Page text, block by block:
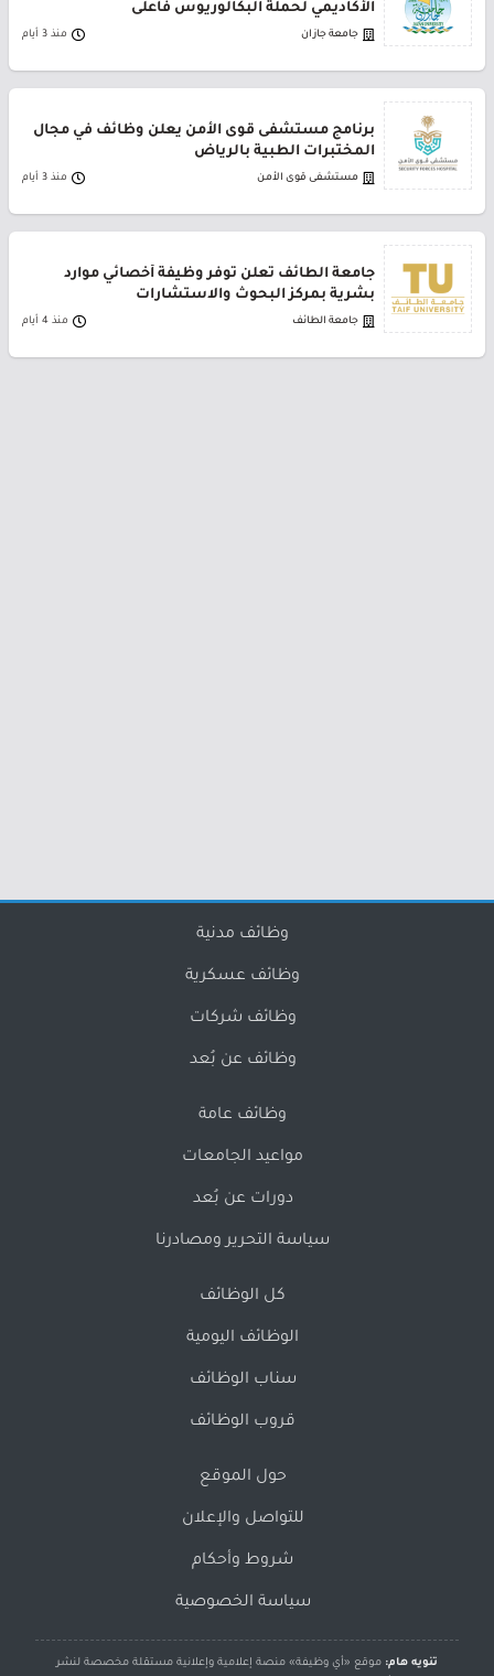
الأكاديمي لحملة البكالوريوس فأعلى
جامعة جازان منذ 3 أيام
برنامج مستشفى قوى الأمن يعلن وظائف في مجال
المختبرات الطبية بالرياض
مستشفى قوى الأمن منذ 3 أيام
جامعة الطائف تعلن توفر وظيفة أخصائي موارد
بشرية بمركز البحوث والاستشارات
جامعة الطائف منذ 4 أيام
وظائف مدنية
وظائف عسكرية
وظائف شركات
وظائف عن بُعد
وظائف عامة
مواعيد الجامعات
دورات عن بُعد
سياسة التحرير ومصادرنا
كل الوظائف
الوظائف اليومية
سناب الوظائف
قروب الوظائف
حول الموقع
للتواصل والإعلان
شروط وأحكام
سياسة الخصوصية
تنويه هام: موقع «أي وظيفة» منصة إعلامية وإعلانية مستقلة مخصصة لنشر